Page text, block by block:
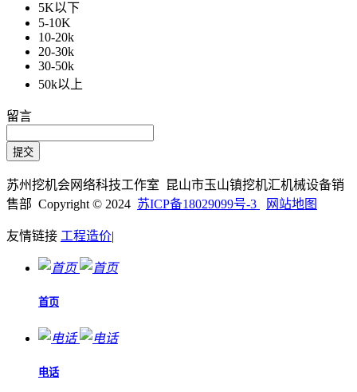
5K以下
5-10K
10-20k
20-30k
30-50k
50k以上
留言
苏州挖机会网络科技工作室 昆山市玉山镇挖机汇机械设备销
售部 Copyright © 2024 苏ICP备18029099号-3 网站地图
友情链接 工程造价|
首页
电话